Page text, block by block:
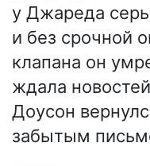
у Джареда
и без срочной
клапана он
ждала
Доусон
забытым